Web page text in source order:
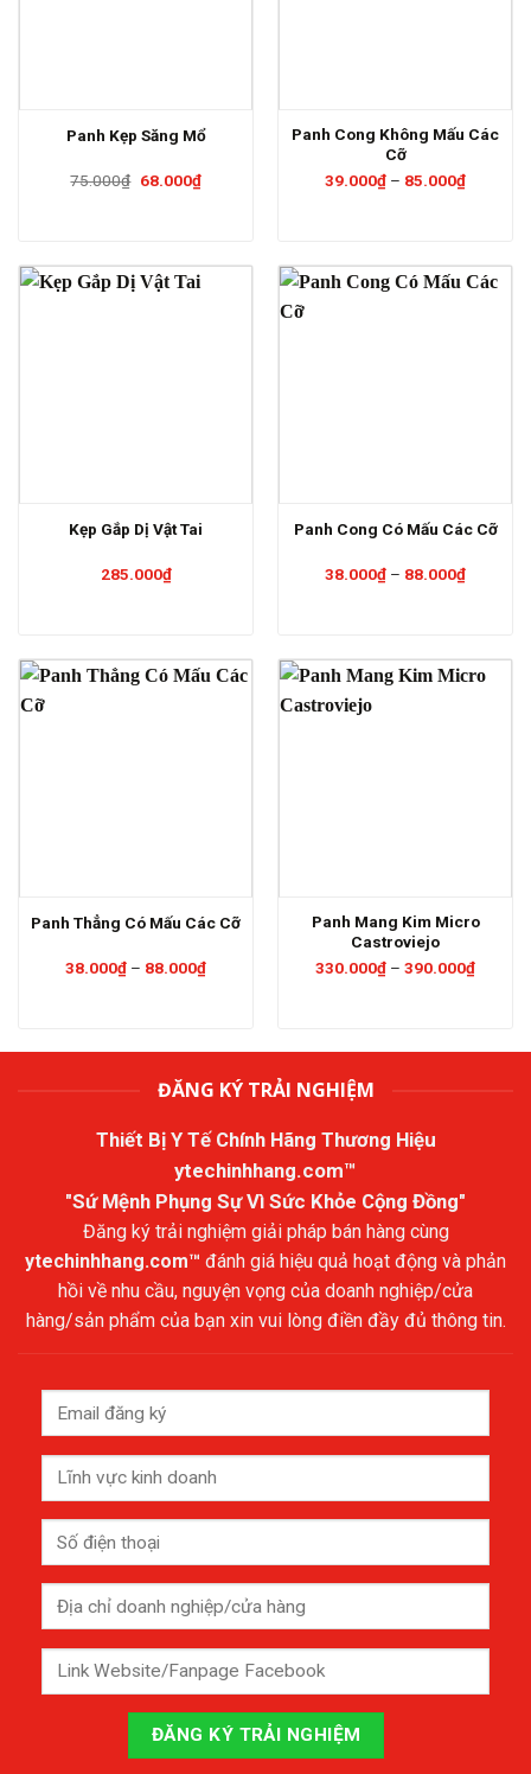
Panh Kẹp Săng Mổ
75.000₫ Giá
68.000₫Giá
hiện
Panh Cong Không Mấu Các
Cỡ
39.000₫ – 85.000₫Khoảng
Kẹp Gắp Dị Vật Tai
285.000₫
Panh Cong Có Mấu Các Cỡ
38.000₫ – 88.000₫Khoảng
Panh Thẳng Có Mấu Các Cỡ
38.000₫ – 88.000₫Khoảng
Panh Mang Kim Micro
Castroviejo
330.000₫ – 390.000₫Khoảng
ĐĂNG KÝ TRẢI NGHIỆM
Thiết Bị Y Tế Chính Hãng Thương Hiệu
ytechinhhang.com™
"Sứ Mệnh Phụng Sự Vì Sức Khỏe Cộng Đồng"
Đăng ký trải nghiệm giải pháp bán hàng cùng
ytechinhhang.com™ đánh giá hiệu quả hoạt động và phản
hồi về nhu cầu, nguyện vọng của doanh nghiệp/cửa
hàng/sản phẩm của bạn xin vui lòng điền đầy đủ thông tin.